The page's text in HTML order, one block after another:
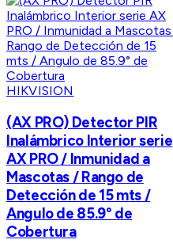
HIKVISION
(AX PRO) Detector PIR
Inalámbrico Interior serie
AX PRO / Inmunidad a
Mascotas / Rango de
Detección de 15 mts /
Angulo de 85.9° de
Cobertura